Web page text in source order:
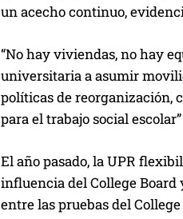
un acecho continuo,
“No hay viviendas, no hay
universitaria a asumir
políticas de reorganización,
para el trabajo social escolar”
El año pasado, la UPR
influencia del College Board
entre las pruebas del